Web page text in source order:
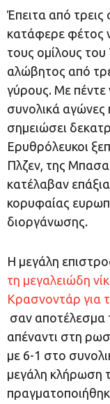
Έπειτα από
κατάφερε φέτος
τους ομίλους του
αλώβητος από
γύρους. Με πέντε
συνολικά
σημειώσει
Ερυθρόλευκοι
Πλζεν, της
κατέλαβαν
κορυφαίας
διοργάνωσης.
Η μεγάλη
τη μεγαλειώδη
Κρασνοντάρ για
σαν αποτέλεσμα
απέναντι στη
με 6-1 στο
μεγάλη κλήρωση